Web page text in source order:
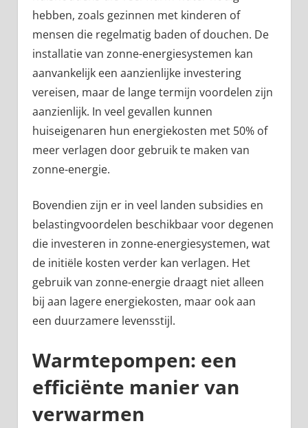
hebben, zoals gezinnen met kinderen of
mensen die regelmatig baden of douchen. De
installatie van zonne-energiesystemen kan
aanvankelijk een aanzienlijke investering
vereisen, maar de lange termijn voordelen zijn
aanzienlijk. In veel gevallen kunnen
huiseigenaren hun energiekosten met 50% of
meer verlagen door gebruik te maken van
zonne-energie.
Bovendien zijn er in veel landen subsidies en
belastingvoordelen beschikbaar voor degenen
die investeren in zonne-energiesystemen, wat
de initiële kosten verder kan verlagen. Het
gebruik van zonne-energie draagt niet alleen
bij aan lagere energiekosten, maar ook aan
een duurzamere levensstijl.
Warmtepompen: een
efficiënte manier van
verwarmen